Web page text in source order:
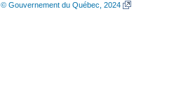
© Gouvernement du Québec, 2024